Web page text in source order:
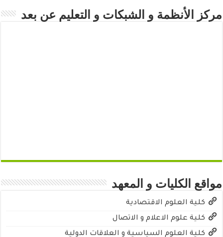
مركز الأنظمة و الشبكات و التعليم عن بعد
مواقع الكليات و المعهد
كلية العلوم الاقتصادية
كلية علوم الاعلام و الاتصال
كلية العلوم السياسية و العلاقات الدولية